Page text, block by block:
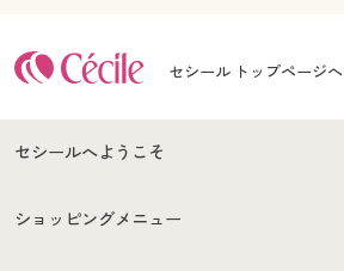
セシール トップページへ
セシールへようこそ
はじめての方へ
ショッピングメニュー